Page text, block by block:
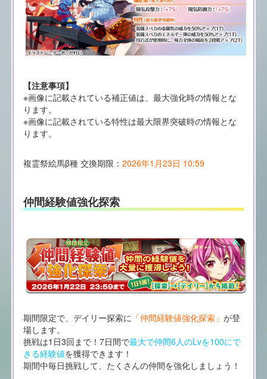
【注意事項】
※画像に記載されている補正値は、最大強化時の情報とな
ります。
※画像に記載されている特性は最大限界突破時の情報とな
ります。
複霊祭絵馬β種 交換期限： 2026年1月23日 10:59
仲間経験値強化探索
期間限定で、デイリー探索に 「仲間経験値強化探索」 が登
場します。
挑戦は1日3回まで！7日間で最大で仲間6人のLvを100にで
きる経験値を獲得できます！
期間中毎日挑戦して、たくさんの仲間を強化しましょう！